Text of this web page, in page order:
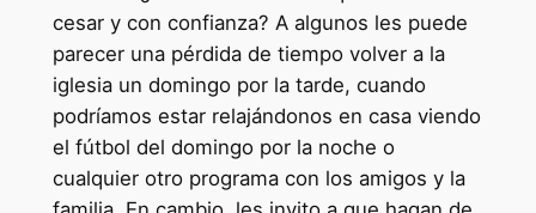
cesar y con confianza? A algunos les puede
parecer una pérdida de tiempo volver a la
iglesia un domingo por la tarde, cuando
podríamos estar relajándonos en casa viendo
el fútbol del domingo por la noche o
cualquier otro programa con los amigos y la